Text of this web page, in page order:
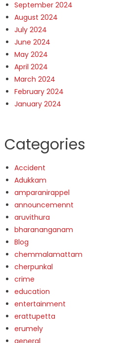
September 2024
August 2024
July 2024
June 2024
May 2024
April 2024
March 2024
February 2024
January 2024
Categories
Accident
Adukkam
amparanirappel
announcemennt
aruvithura
bharananganam
Blog
chemmalamattam
cherpunkal
crime
education
entertainment
erattupetta
erumely
general